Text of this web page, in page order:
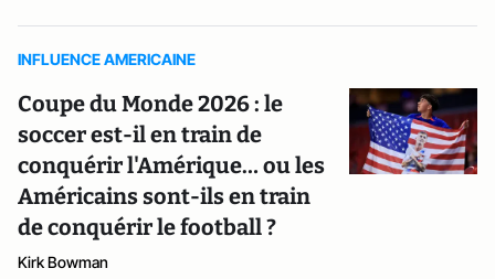
INFLUENCE AMERICAINE
Coupe du Monde 2026 : le
soccer est-il en train de
conquérir l'Amérique… ou les
Américains sont-ils en train
de conquérir le football ?
Kirk Bowman